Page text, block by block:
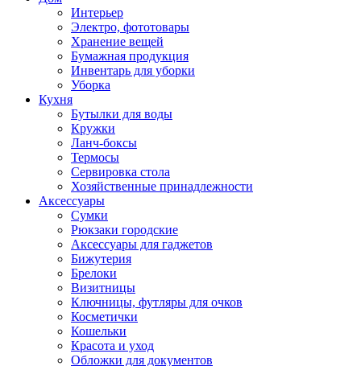
Интерьер
Электро, фототовары
Хранение вещей
Бумажная продукция
Инвентарь для уборки
Уборка
Кухня
Бутылки для воды
Кружки
Ланч-боксы
Термосы
Сервировка стола
Хозяйственные принадлежности
Аксессуары
Сумки
Рюкзаки городские
Аксессуары для гаджетов
Бижутерия
Брелоки
Визитницы
Ключницы, футляры для очков
Косметички
Кошельки
Красота и уход
Обложки для документов